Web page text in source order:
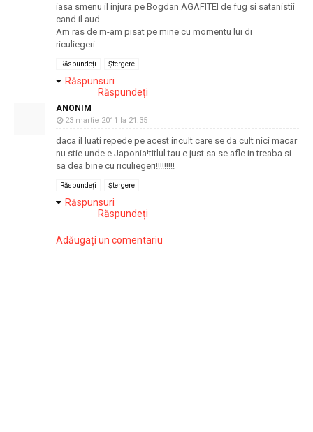
iasa smenu il injura pe Bogdan AGAFITEI de fug si satanistii
cand il aud.
Am ras de m-am pisat pe mine cu momentu lui di
riculiegeri................
Răspundeți Ștergere
Răspunsuri
Răspundeți
ANONIM
23 martie 2011 la 21:35
daca il luati repede pe acest incult care se da cult nici macar
nu stie unde e Japonia!titlul tau e just sa se afle in treaba si
sa dea bine cu riculiegeri!!!!!!!!!
Răspundeți Ștergere
Răspunsuri
Răspundeți
Adăugați un comentariu